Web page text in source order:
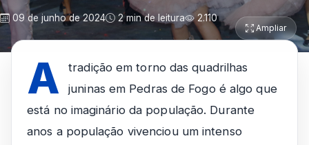
09 de junho de 2024 2 min de leitura 2.110
Ampliar
A
tradição em torno das quadrilhas
juninas em Pedras de Fogo é algo que
está no imaginário da população. Durante
anos a população vivenciou um intenso